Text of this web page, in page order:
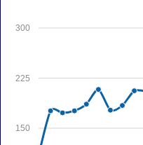
150
225
300